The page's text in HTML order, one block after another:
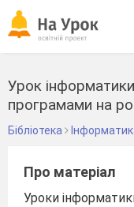
Урок
програмами на
Бібліотека
Про матеріал
Уроки